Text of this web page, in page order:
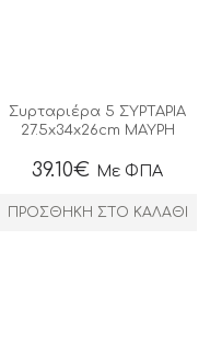
Συρταριέρα 5 ΣΥΡΤΑΡΙΑ
27.5x34x26cm ΜΑΥΡΗ
39.10€ Με ΦΠΑ
ΠΡΟΣΘΉΚΗ ΣΤΟ ΚΑΛΆΘΙ